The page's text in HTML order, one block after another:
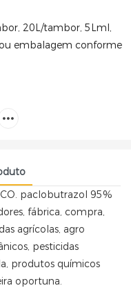
20L/tambor, 5Lml,
embalagem conforme
paclobutrazol 95%
fábrica, compra,
agrícolas, agro
pesticidas
produtos químicos
oportuna.